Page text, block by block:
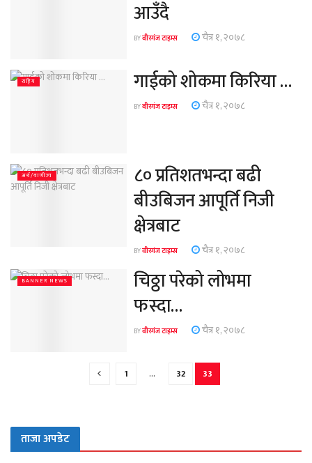
आउँदै
BYवीरगंज टाइम्स चैत्र १, २०७८
राष्ट्रिय गाईको शोकमा किरिया …
BYवीरगंज टाइम्स चैत्र १, २०७८
अर्थ/वाणीज्य
८० प्रतिशतभन्दा बढी
बीउबिजन आपूर्ति निजी
क्षेत्रबाट
BYवीरगंज टाइम्स चैत्र १, २०७८
BANNER NEWS
चिठ्ठा परेको लोभमा
फस्दा…
BYवीरगंज टाइम्स चैत्र १, २०७८
1 … 32 33
ताजा अपडेट